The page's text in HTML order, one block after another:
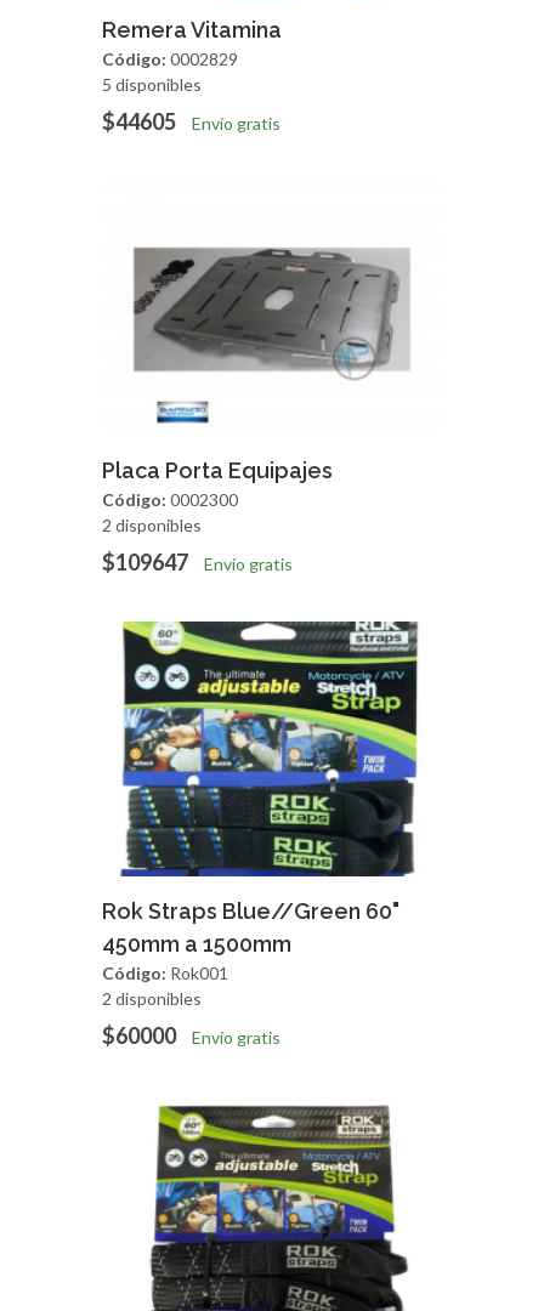
Agregar
Remera Vitamina
Código: 0002829
5 disponibles
$44605 Envío gratis
Agregar Vista Rapida
Placa Porta Equipajes
Código: 0002300
2 disponibles
$109647 Envío gratis
Agregar Vista Rapida
Rok Straps Blue//Green 60"
450mm a 1500mm
Código: Rok001
2 disponibles
$60000 Envío gratis